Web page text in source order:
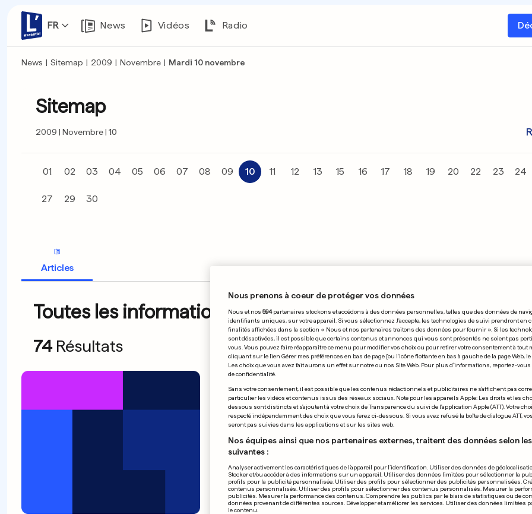
FR News Vidéos Radio
News | Sitemap | 2009 | Novembre | Mardi 10 novembre
Sitemap
2009 Novembre 10
01 02 03 04 05 06 07 08 09 10 11 12 13 15 16 17 18 19 20 22 23 24
27 29 30
Articles
Toutes les informations du 10.11.2009
74 Résultats
Les «grands frères» vont
faire bouger les lycées
Nous prenons à coeur de protéger vos données
Nous et nos 594partenaires stockons et accédons à des données personnelles, telles que des données de
identifiants uniques, sur votre appareil. Si vous sélectionnez J'accepte, les technologies de suivi prendront en
finalités affichées dans la section « Nous et nos partenaires traitons des données pour fournir ». Si les
sont désactivées, il est possible que certains contenus et annonces qui vous sont présentés ne soient pas
vous. Vous pouvez faire réapparaître ce menu pour modifier vos choix ou pour retirer votre consentement à tout
cliquant sur le lien Gérer mes préférences en bas de page [ou l'icône flottante en bas à gauche de la page Web,
Les choix que vous avez fait aurons un effet sur notre ou nos Site Web. Pour plus d’informations, reportez-
de confidentialité.
Sans votre consentement, il est possible que les contenus rédactionnels et publicitaires ne s'affichent pas
particulier les vidéos et contenus issus des réseaux sociaux. Note pour les appareils Apple: Les droits et les
dessous sont distincts et s'ajoutent à votre choix de Transparence du suivi de l'application Apple (ATT). Votre
respecté indépendamment des choix que vous ferez ci-dessous. Si vous avez refusé la boîte de dialogue ATT,
seront pas suivies dans les applications et sur les sites web.
Nos équipes ainsi que nos partenaires externes, traitent des données selon
suivantes :
Analyser activement les caractéristiques de l’appareil pour l’identification. Utiliser des données de
Stocker et/ou accéder à des informations sur un appareil. Utiliser des données limitées pour sélectionner la
profils pour la publicité personnalisée. Utiliser des profils pour sélectionner des publicités personnalisées.
contenus personnalisés. Utiliser des profils pour sélectionner des contenus personnalisés. Mesurer la
publicités. Mesurer la performance des contenus. Comprendre les publics par le biais de statistiques ou de
données provenant de différentes sources. Développer et améliorer les services. Utiliser des données limitées
le contenu.